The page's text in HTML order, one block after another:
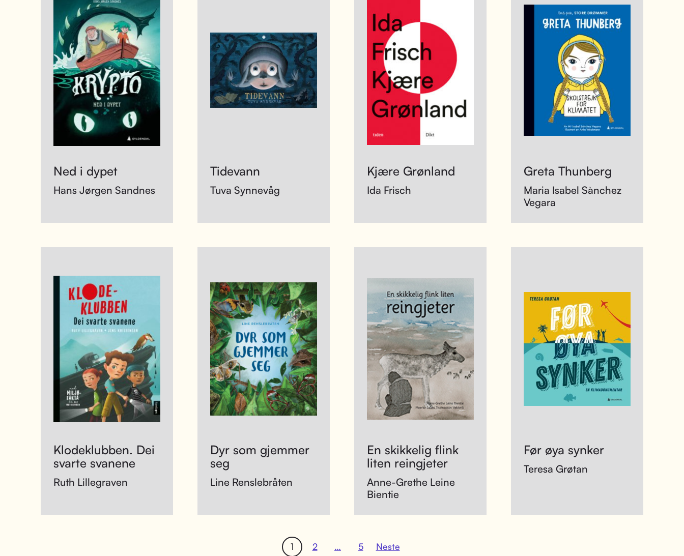
Ned i dypet
Hans Jørgen Sandnes
Tidevann
Tuva Synnevåg
Kjære Grønland
Ida Frisch
Greta Thunberg
Maria Isabel Sànchez
Vegara
Klodeklubben. Dei
svarte svanene
Ruth Lillegraven
Dyr som gjemmer
seg
Line Renslebråten
En skikkelig flink
liten reingjeter
Anne-Grethe Leine
Bientie
Før øya synker
Teresa Grøtan
1 2 … 5 Neste